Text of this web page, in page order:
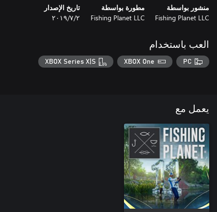
منشور بواسطة
Fishing Planet LLC
مطورة بواسطة
Fishing Planet LLC
تاريخ الإصدار
٢‏/٧‏/٢٠١٩
العب باستخدام
PC
XBOX One
XBOX Series X|S
يعمل مع